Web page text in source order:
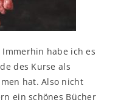
Immerhin habe ich es
des Kurse als
hat. Also nicht
ein schönes Bücher